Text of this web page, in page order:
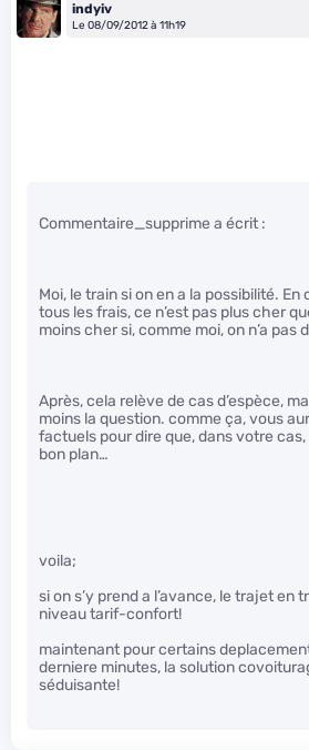
indyiv
Le 08/09/2012 à 11h19
Commentaire_supprime a écrit :
Moi, le train si on en a la possibilité.
tous les frais, ce n’est pas plus cher
moins cher si, comme moi, on n’a pas
Après, cela relève de cas d’espèce,
moins la question. comme ça, vous
factuels pour dire que, dans votre cas,
bon plan…
voila;
si on s’y prend a l’avance, le trajet en
niveau tarif-confort!
maintenant pour certains
derniere minutes, la solution
séduisante!